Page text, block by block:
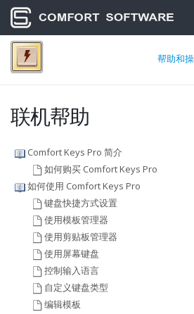
帮助和
联机帮助
Comfort Keys Pro 简介
如何购买 Comfort Keys Pro
如何使用 Comfort Keys Pro
键盘快捷方式设置
使用模板管理器
使用剪贴板管理器
使用屏幕键盘
控制输入语言
自定义键盘类型
编辑模板